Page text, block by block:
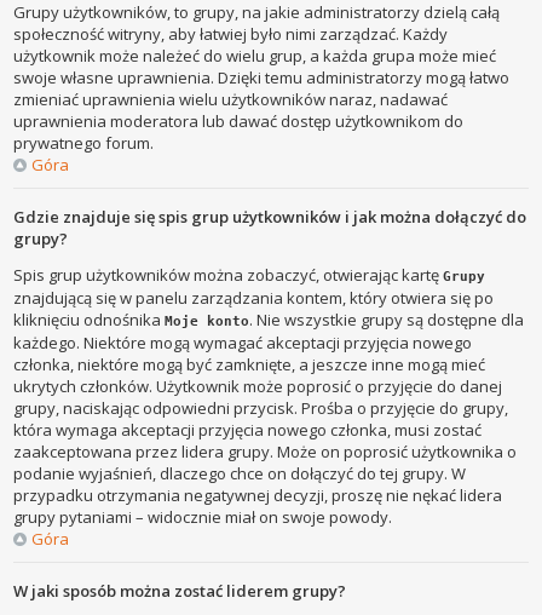
Grupy użytkowników, to grupy, na jakie administratorzy dzielą całą
społeczność witryny, aby łatwiej było nimi zarządzać. Każdy
użytkownik może należeć do wielu grup, a każda grupa może mieć
swoje własne uprawnienia. Dzięki temu administratorzy mogą łatwo
zmieniać uprawnienia wielu użytkowników naraz, nadawać
uprawnienia moderatora lub dawać dostęp użytkownikom do
prywatnego forum.
Góra
Gdzie znajduje się spis grup użytkowników i jak można dołączyć do
grupy?
Spis grup użytkowników można zobaczyć, otwierając kartęGrupy
znajdującą się w panelu zarządzania kontem, który otwiera się po
kliknięciu odnośnikaMoje konto. Nie wszystkie grupy są dostępne dla
każdego. Niektóre mogą wymagać akceptacji przyjęcia nowego
członka, niektóre mogą być zamknięte, a jeszcze inne mogą mieć
ukrytych członków. Użytkownik może poprosić o przyjęcie do danej
grupy, naciskając odpowiedni przycisk. Prośba o przyjęcie do grupy,
która wymaga akceptacji przyjęcia nowego członka, musi zostać
zaakceptowana przez lidera grupy. Może on poprosić użytkownika o
podanie wyjaśnień, dlaczego chce on dołączyć do tej grupy. W
przypadku otrzymania negatywnej decyzji, proszę nie nękać lidera
grupy pytaniami – widocznie miał on swoje powody.
Góra
W jaki sposób można zostać liderem grupy?